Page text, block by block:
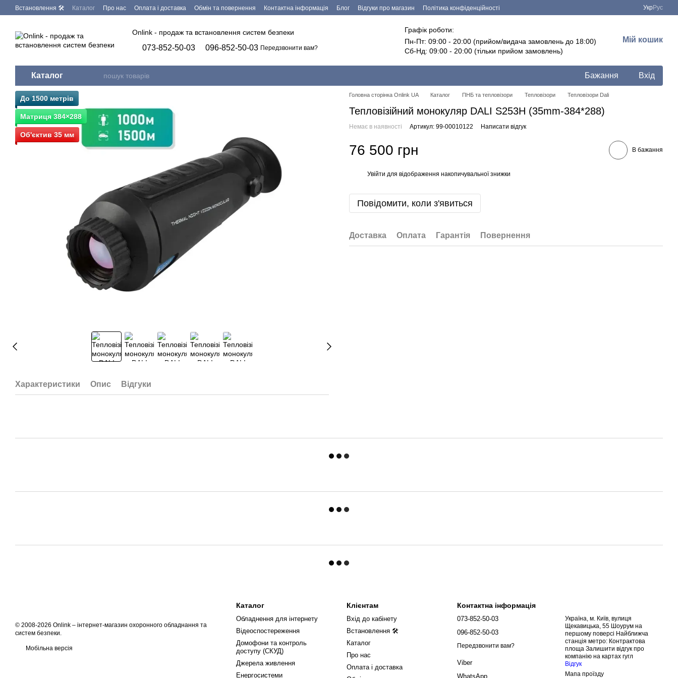
Перейти до основного контенту
Встановлення 🛠 Каталог Про нас Оплата і доставка Обмін та повернення Контактна інформація Блог Відгуки про магазин
Політика конфіденційності
Укр Рус
Onlink - продаж та встановлення систем безпеки
073-852-50-03 096-852-50-03 Передзвонити вам?
Графік роботи:
Пн-Пт: 09:00 - 20:00 (прийом/видача замовлень до 18:00)
Сб-Нд: 09:00 - 20:00 (тільки прийом замовлень)
Мій кошик
Каталог Бажання Вхід
До 1500 метрів
Матриця 384×288
Об'єктив 35 мм
Характеристики Опис Відгуки
Головна сторінка Onlink UA Каталог ПНБ та тепловізори Тепловізори Тепловізори Dali
Тепловізійний монокуляр DALI S253H (35mm-384*288)
Немає в наявності Артикул: 99-00010122 Написати відгук
76 500 грн В бажання
Увійти для відображення накопичувальної знижки
Повідомити, коли з'явиться
Доставка Оплата Гарантія Повернення
© 2008-2026 Onlink – інтернет-магазин охоронного обладнання та
систем безпеки.
Мобільна версія
Каталог
Обладнення для інтернету
Відеоспостереження
Домофони та контроль
доступу (СКУД)
Джерела живлення
Енергосистеми
Клієнтам
Вхід до кабінету
Встановлення 🛠
Каталог
Про нас
Оплата і доставка
Контактна інформація
073-852-50-03
096-852-50-03
Передзвонити вам?
Viber
WhatsApp
Україна, м. Київ, вулиця
Щекавицька, 55 Шоурум на
першому поверсі Найближча
станція метро: Контрактова
площа Залишити відгук про
компанію на картах гугл
Відгук
Мапа проїзду